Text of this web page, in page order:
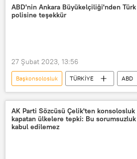
Anayasa
başkonsolos
Azerbaycan
Tacikistan
ABD'nin Ankara Büyükelçiliği'nden Türk
polisine teşekkür
27 Şubat 2023, 13:56
Başkonsolosluk TÜRKİYE
ABD
Türkiye
Büyükelçilik
Uyarı
Polis
AK Parti Sözcüsü Çelik'ten konsolosluk
kapatan ülkelere tepki: Bu sorumsuzluk
kabul edilemez